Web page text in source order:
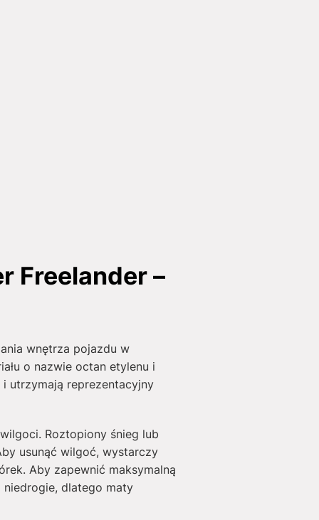
Freelander –
wnętrza pojazdu w
o nazwie octan etylenu i
utrzymają reprezentacyjny
Roztopiony śnieg lub
usunąć wilgoć, wystarczy
Aby zapewnić maksymalną
dlatego maty